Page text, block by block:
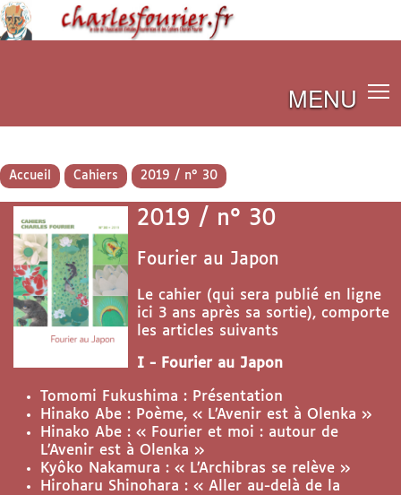
MENU
Accueil Cahiers 2019 / n° 30
2019 / n° 30
Fourier au Japon
Le cahier (qui sera publié en ligne
ici 3 ans après sa sortie), comporte
les articles suivants
I - Fourier au Japon
Tomomi Fukushima : Présentation
Hinako Abe : Poème, « L’Avenir est à Olenka »
Hinako Abe : « Fourier et moi : autour de
L’Avenir est à Olenka »
Kyôko Nakamura : « L’Archibras se relève »
Hiroharu Shinohara : « Aller au-delà de la